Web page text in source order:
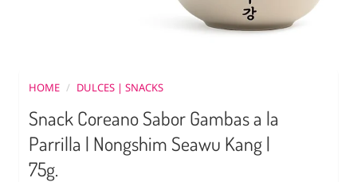
HOME / DULCES | SNACKS
Snack Coreano Sabor Gambas a la
Parrilla | Nongshim Seawu Kang |
75g.